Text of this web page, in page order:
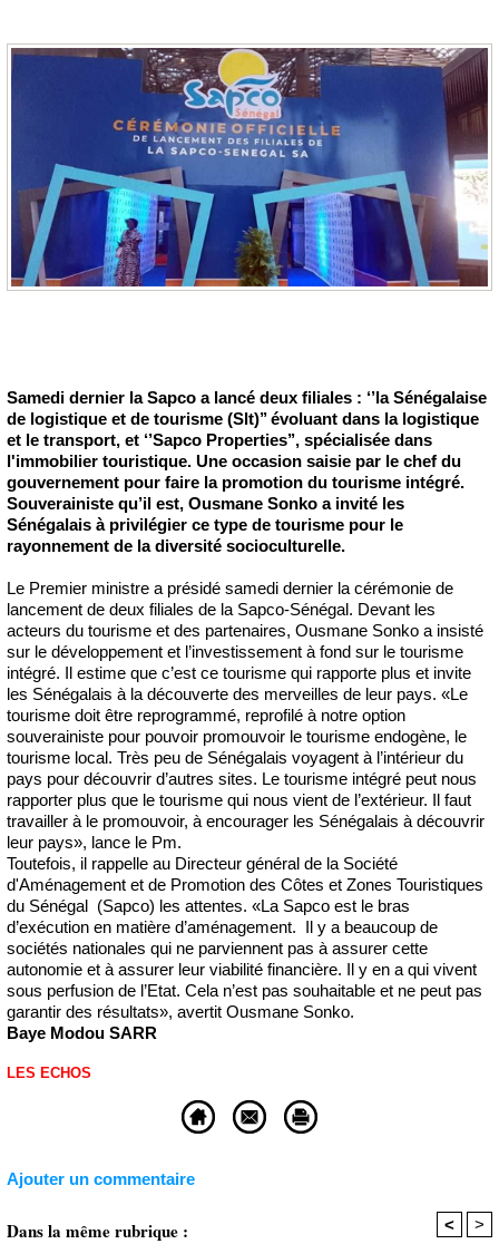
Samedi dernier la Sapco a lancé deux filiales : ‘’la Sénégalaise
de logistique et de tourisme (Slt)’’ évoluant dans la logistique
et le transport, et ‘’Sapco Properties’’, spécialisée dans
l'immobilier touristique. Une occasion saisie par le chef du
gouvernement pour faire la promotion du tourisme intégré.
Souverainiste qu’il est, Ousmane Sonko a invité les
Sénégalais à privilégier ce type de tourisme pour le
rayonnement de la diversité socioculturelle.
Le Premier ministre a présidé samedi dernier la cérémonie de
lancement de deux filiales de la Sapco-Sénégal. Devant les
acteurs du tourisme et des partenaires, Ousmane Sonko a insisté
sur le développement et l’investissement à fond sur le tourisme
intégré. Il estime que c’est ce tourisme qui rapporte plus et invite
les Sénégalais à la découverte des merveilles de leur pays. «Le
tourisme doit être reprogrammé, reprofilé à notre option
souverainiste pour pouvoir promouvoir le tourisme endogène, le
tourisme local. Très peu de Sénégalais voyagent à l’intérieur du
pays pour découvrir d’autres sites. Le tourisme intégré peut nous
rapporter plus que le tourisme qui nous vient de l’extérieur. Il faut
travailler à le promouvoir, à encourager les Sénégalais à découvrir
leur pays», lance le Pm.
Toutefois, il rappelle au Directeur général de la Société
d'Aménagement et de Promotion des Côtes et Zones Touristiques
du Sénégal (Sapco) les attentes. «La Sapco est le bras
d’exécution en matière d’aménagement. Il y a beaucoup de
sociétés nationales qui ne parviennent pas à assurer cette
autonomie et à assurer leur viabilité financière. Il y en a qui vivent
sous perfusion de l’Etat. Cela n’est pas souhaitable et ne peut pas
garantir des résultats», avertit Ousmane Sonko.
Baye Modou SARR
LES ECHOS
Ajouter un commentaire
Dans la même rubrique : < >